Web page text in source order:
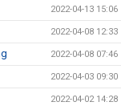
2022-04-13 15:06
2022-04-08 12:33
2022-04-08 07:46
2022-04-03 09:30
2022-04-02 14:28